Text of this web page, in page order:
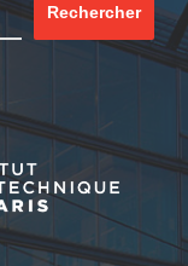
Rechercher